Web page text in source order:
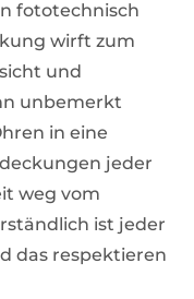
fototechnisch
wirft zum
und
unbemerkt
in eine
jeder
weg vom
ist jeder
das respektieren